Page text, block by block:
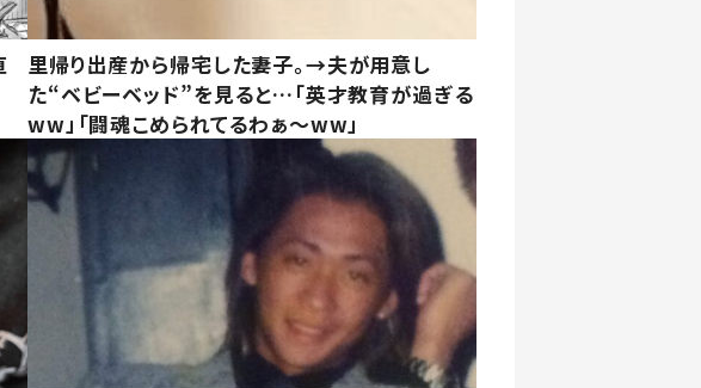
里帰り出産から帰宅した妻子。→夫が用意し
た“ベビーベッド”を見ると…「英才教育が過ぎる
ww」「闘魂こめられてるわぁ～ww」